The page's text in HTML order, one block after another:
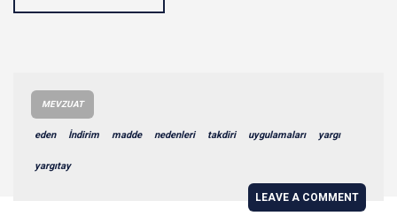
MEVZUAT
eden İndirim madde nedenleri takdiri uygulamaları yargı
yargıtay
LEAVE A COMMENT